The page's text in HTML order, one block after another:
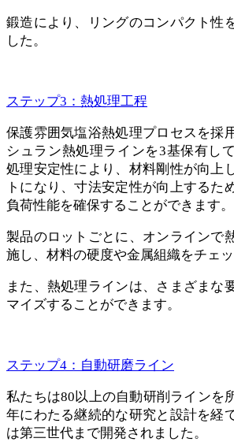
鍛造により、リングのコンパクト性
した。
ステップ3：熱処理工程
保護雰囲気塩浴熱処理プロセスを採
シュラン熱処理ラインを3基保有し
処理安定性により、材料剛性が向上
トになり、寸法安定性が向上するた
負荷性能を確保することができます。
製品のロットごとに、オンラインで
施し、材料の硬度や金属組織をチェッ
また、熱処理ラインは、さまざまな
マイズすることができます。
ステップ4：自動研磨ライン
私たちは80以上の自動研削ラインを
年にわたる継続的な研究と設計を経
は第三世代まで開発されました。